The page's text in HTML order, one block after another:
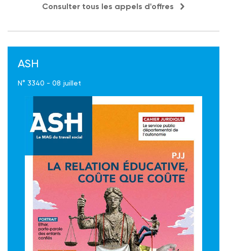
Consulter tous les appels d'offres
ASH
N° 3340 - 08 juillet